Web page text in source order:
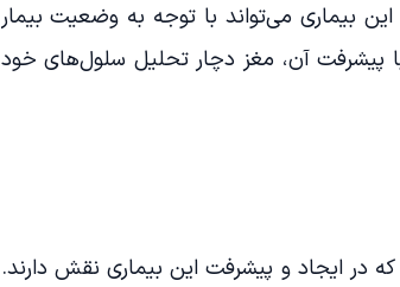
بیماری می‌تواند با توجه به وضعیت بیمار
پیشرفت آن، مغز دچار تحلیل سلول‌های خود
در ایجاد و پیشرفت این بیماری نقش دارند.